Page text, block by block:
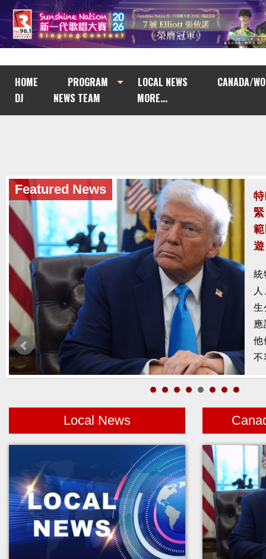
HOME PROGRAM LOCAL NEWS
CANADA/
DJ
NEWS TEAM MORE...
Featured News
槍
示
者
Local News